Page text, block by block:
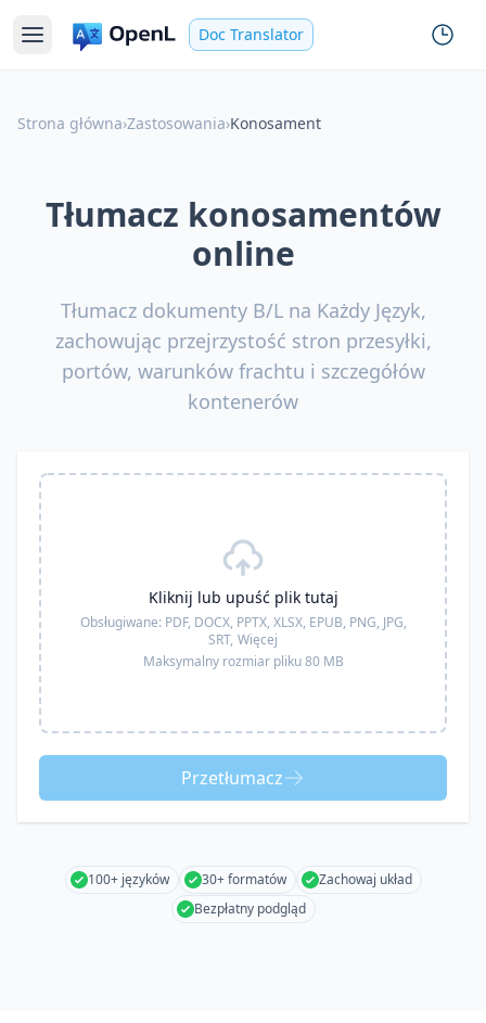
Doc Translator
Strona główna›Zastosowania›Konosament
Tłumacz konosamentów
online
Tłumacz dokumenty B/L na Każdy Język,
zachowując przejrzystość stron przesyłki,
portów, warunków frachtu i szczegółów
kontenerów
Kliknij lub upuść plik tutaj
Obsługiwane: PDF, DOCX, PPTX, XLSX, EPUB, PNG, JPG,
SRT, Więcej
Maksymalny rozmiar pliku 80 MB
Przetłumacz
100+ języków 30+ formatów
Zachowaj układ
Bezpłatny podgląd